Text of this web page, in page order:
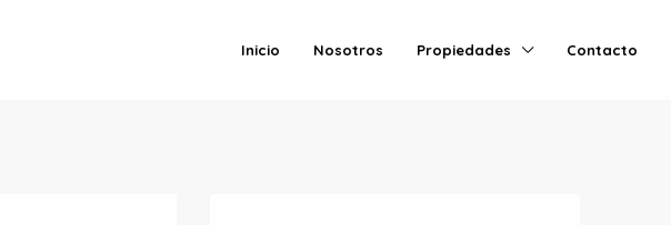
Inicio Nosotros Propiedades Contacto